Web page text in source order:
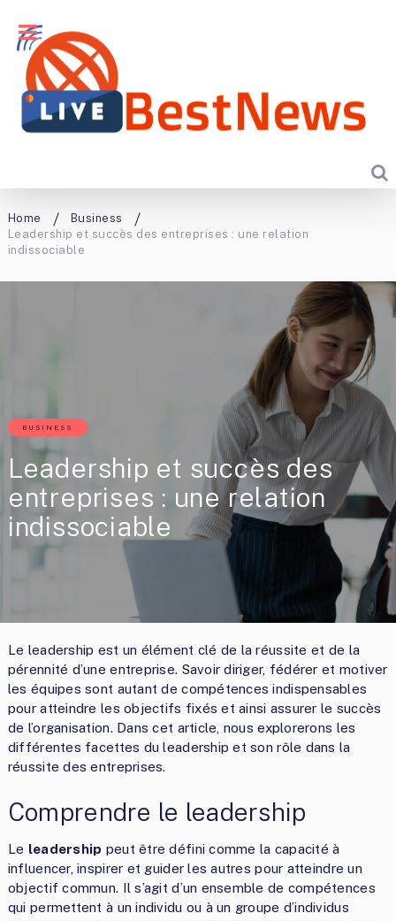
Home
Business
Leadership et succès des entreprises : une relation
indissociable
BUSINESS
Leadership et succès des
entreprises : une relation
indissociable
Le leadership est un élément clé de la réussite et de la
pérennité d’une entreprise. Savoir diriger, fédérer et motiver
les équipes sont autant de compétences indispensables
pour atteindre les objectifs fixés et ainsi assurer le succès
de l’organisation. Dans cet article, nous explorerons les
différentes facettes du leadership et son rôle dans la
réussite des entreprises.
Comprendre le leadership
Le leadership peut être défini comme la capacité à
influencer, inspirer et guider les autres pour atteindre un
objectif commun. Il s’agit d’un ensemble de compétences
qui permettent à un individu ou à un groupe d’individus